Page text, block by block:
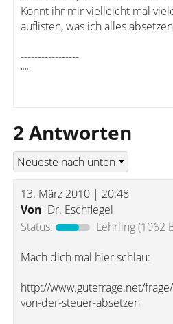
Könnt ihr mir vielleicht mal
auflisten, was ich alles
-----------------
""
2 Antworten
13. März 2010 | 20:48
Von Dr. Eschflegel
Status:
Lehrling(1062
Mach dich mal hier schlau:
http://www.gutefrage.net/
von-der-steuer-absetzen